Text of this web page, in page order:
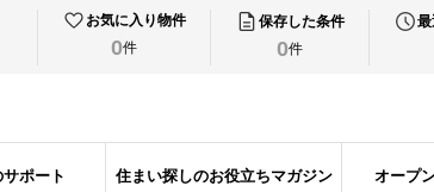
お気に入り物件
0件
保存した条件
0件
ポート 住まい探しのお役立ちマガジン オープ